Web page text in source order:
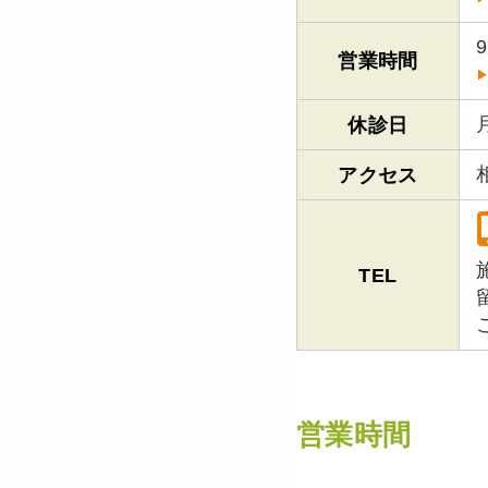
営業時間
休診日
アクセス
TEL
営業時間